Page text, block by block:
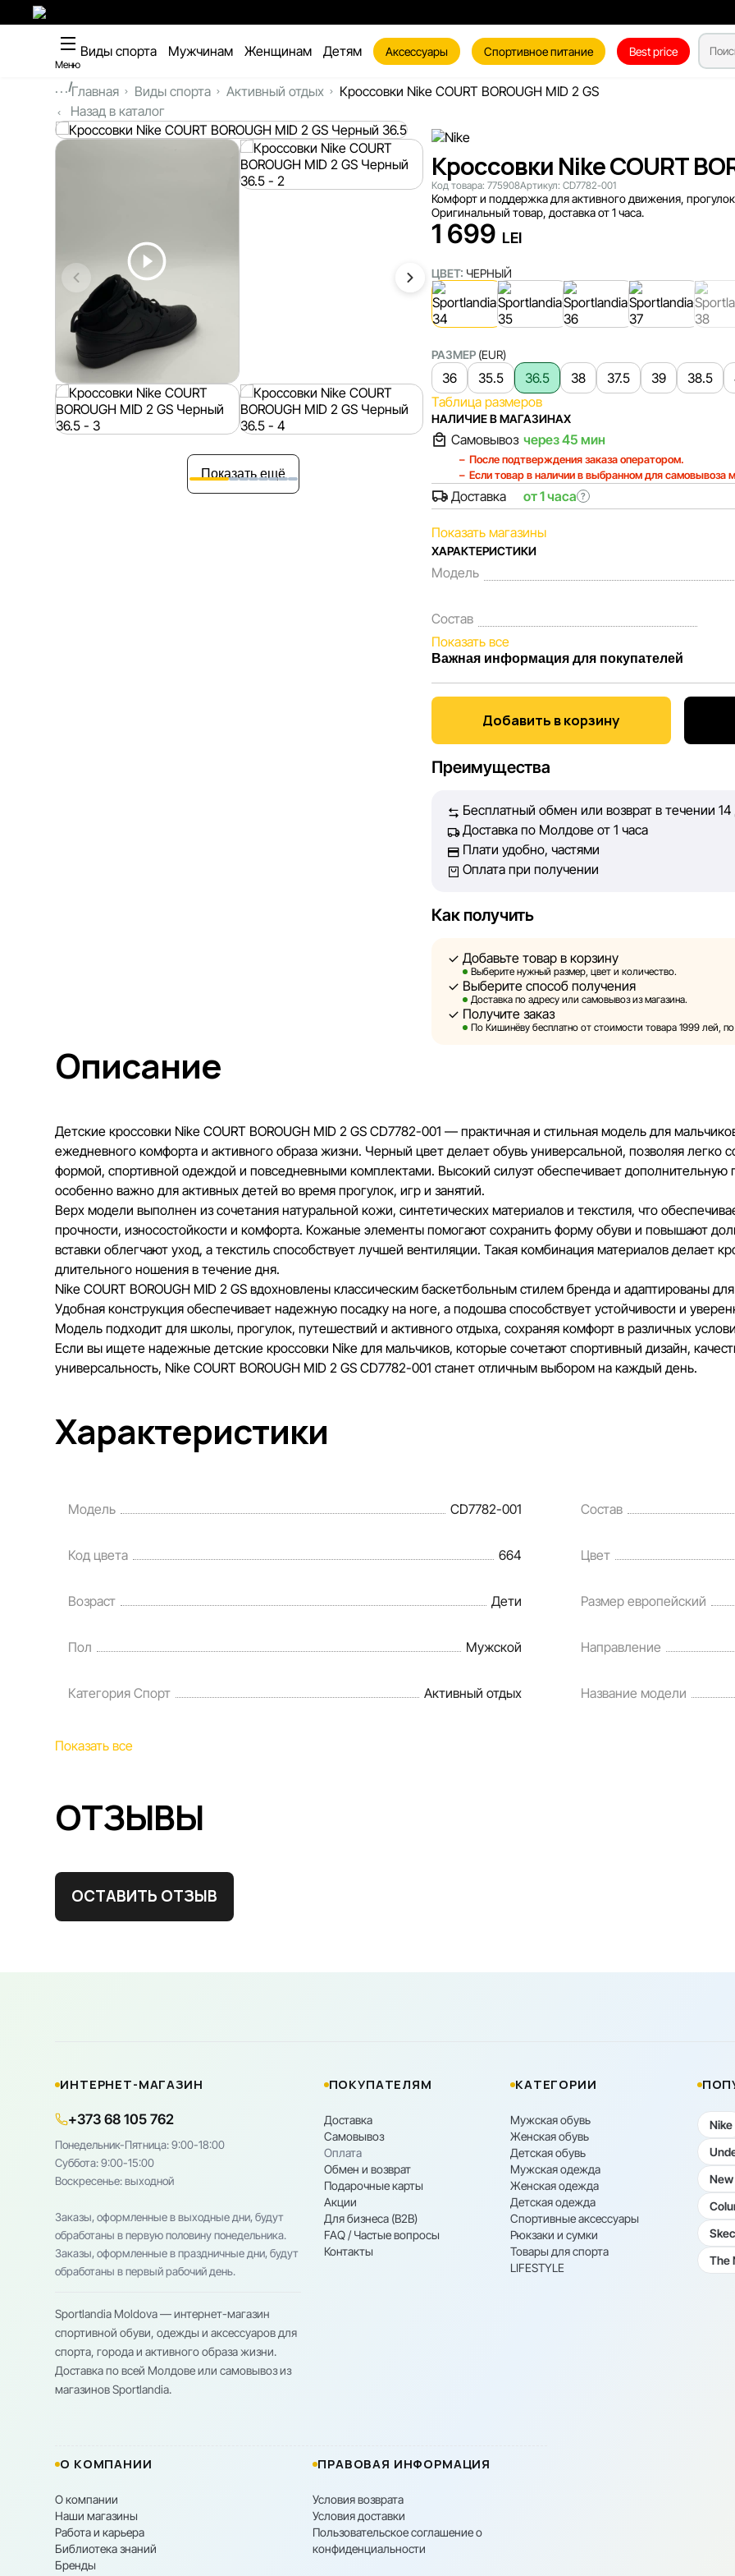
Меню
Виды спорта Мужчинам Женщинам Детям Аксессуары Спортивное питание Best price
...Главная Виды спорта Активный отдых
Кроссовки Nike COURT BOROUGH MID 2 GS
Назад в каталог
Показать ещё
Кроссовки Nike COURT
Код товара: 775908Артикул: CD7782-001
Комфорт и поддержка для активного движения,
Оригинальный товар, доставка от 1 часа.
1 699 LEI
ЦВЕТ: ЧЕРНЫЙ
РАЗМЕР (EUR)
36 35.5 36.5 38 37.5 39 38.5
Таблица размеров
НАЛИЧИЕ В МАГАЗИНАХ
Самовывоз через 45 мин
После подтверждения заказа оператором.
Если товар в наличии в выбранном для самовывоза
Доставка от 1 часа ?
Показать магазины
ХАРАКТЕРИСТИКИ
Модель
Состав
Показать все
Важная информация для покупателей
Мы, команда сети магазинов Sportlandia, ценим
Каждый день мы работаем над тем, чтобы
представленная на сайте, была максимально
принять лучшее решение о покупке.
Однако, несмотря на постоянный контроль,
абсолютную точность всех данных, размещённых
технических ошибок или сбоев. Мы также не
актуальность информации на сторонних
Sportlandia оставляет за собой право в
предварительного уведомления вносить
и потребительские свойства товаров.
являются смоделированными и служат
информация о товарах предоставляется в
Наша команда регулярно проверяет и обновляет
своевременно выявлять и исправлять
разумные сроки.
Добавить в корзину
Преимущества
Бесплатный обмен или возврат в течении
Доставка по Молдове от 1 часа
Плати удобно, частями
Оплата при получении
Как получить
Добавьте товар в корзину
Выберите нужный размер, цвет и количество.
Выберите способ получения
Доставка по адресу или самовывоз из магазина.
Получите заказ
По Кишинёву бесплатно от стоимости товара 1999 лей,
Описание
Детские кроссовки Nike COURT BOROUGH MID 2 GS CD7782-001 — практичная и стильная модель для
ежедневного комфорта и активного образа жизни. Черный цвет делает обувь универсальной, позволяя легко
формой, спортивной одеждой и повседневными комплектами. Высокий силуэт обеспечивает дополнительную
особенно важно для активных детей во время прогулок, игр и занятий.
Верх модели выполнен из сочетания натуральной кожи, синтетических материалов и текстиля, что
прочности, износостойкости и комфорта. Кожаные элементы помогают сохранить форму обуви и повышают
вставки облегчают уход, а текстиль способствует лучшей вентиляции. Такая комбинация материалов делает
длительного ношения в течение дня.
Nike COURT BOROUGH MID 2 GS вдохновлены классическим баскетбольным стилем бренда и адаптированы
Удобная конструкция обеспечивает надежную посадку на ноге, а подошва способствует устойчивости и
Модель подходит для школы, прогулок, путешествий и активного отдыха, сохраняя комфорт в различных
Если вы ищете надежные детские кроссовки Nike для мальчиков, которые сочетают спортивный дизайн,
универсальность, Nike COURT BOROUGH MID 2 GS CD7782-001 станет отличным выбором на каждый день.
Характеристики
Модель CD7782-001 Состав
Код цвета 664 Цвет
Возраст Дети Размер европейский
Пол Мужской Направление
Категория Спорт Активный отдых Название модели
Показать все
ОТЗЫВЫ
ОСТАВИТЬ ОТЗЫВ
ИНТЕРНЕТ-МАГАЗИН
+373 68 105 762
Понедельник-Пятница: 9:00-18:00
Cуббота: 9:00-15:00
Воскресенье: выходной
Заказы, оформленные в выходные дни, будут
обработаны в первую половину понедельника.
Заказы, оформленные в праздничные дни, будут
обработаны в первый рабочий день.
Sportlandia Moldova — интернет-магазин
спортивной обуви, одежды и аксессуаров для
спорта, города и активного образа жизни.
Доставка по всей Молдове или самовывоз из
магазинов Sportlandia.
ПОКУПАТЕЛЯМ
Доставка
Самовывоз
Оплата
Обмен и возврат
Подарочные карты
Акции
Для бизнеса (B2B)
FAQ / Частые вопросы
Контакты
КАТЕГОРИИ
Мужская обувь
Женская обувь
Детская обувь
Мужская одежда
Женская одежда
Детская одежда
Спортивные аксессуары
Рюкзаки и сумки
Товары для спорта
LIFESTYLE
Nike
The
О КОМПАНИИ
О компании
Наши магазины
Работа и карьера
Библиотека знаний
Бренды
ПРАВОВАЯ ИНФОРМАЦИЯ
Условия возврата
Условия доставки
Пользовательское соглашение о
конфиденциальности